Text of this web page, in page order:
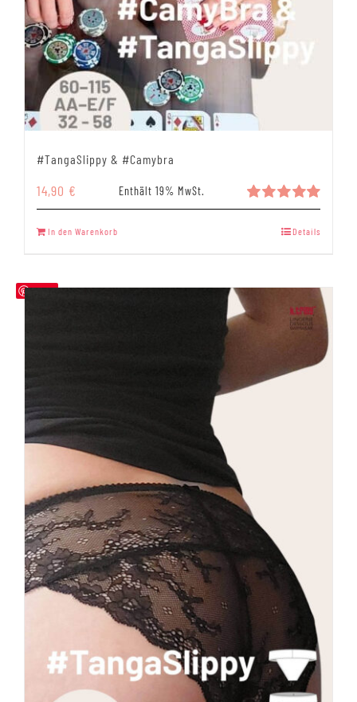
#TangaSlippy & #Camybra
Bewertet
5.00
14,90 € Enthält 19% MwSt.
In den Warenkorb Details
Save